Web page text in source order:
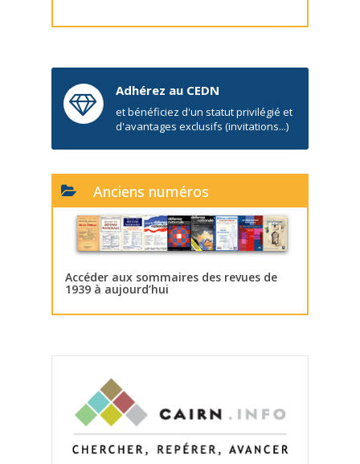
Adhérez au CEDN
et bénéficiez d'un statut privilégié et
d'avantages exclusifs (invitations...)
Anciens numéros
Accéder aux sommaires des revues de
1939 à aujourd’hui